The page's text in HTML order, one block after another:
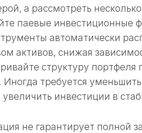
а рассмотреть
паевые инвестиционные
автоматически
активов, снижая
структуру
Иногда требуется
увеличить инвестиции в
не гарантирует полной